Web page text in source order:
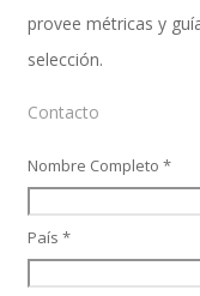
provee métricas y
selección.
Contacto
Nombre Completo *
País *